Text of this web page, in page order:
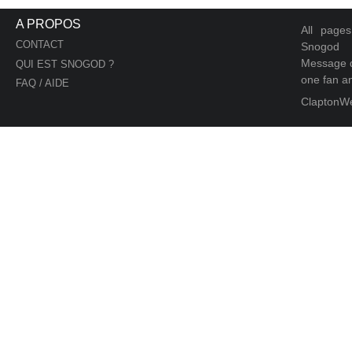
A PROPOS
CONTACT
QUI EST SNOGOD ?
FAQ / AIDE
All
Snogod
Message
one fan